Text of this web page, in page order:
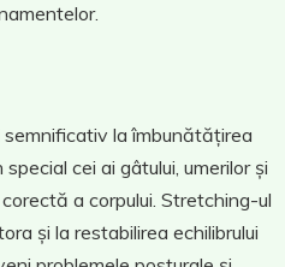
la îmbunătățirea
cei ai gâtului, umerilor și
a corpului. Stretching-ul
și la restabilirea echilibrului